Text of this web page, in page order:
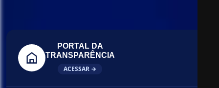
PORTAL DA
TRANSPARÊNCIA
ACESSAR →